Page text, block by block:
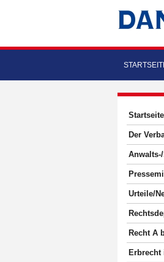
Startseite
Der
Urteile/
Recht A
Erbrecht